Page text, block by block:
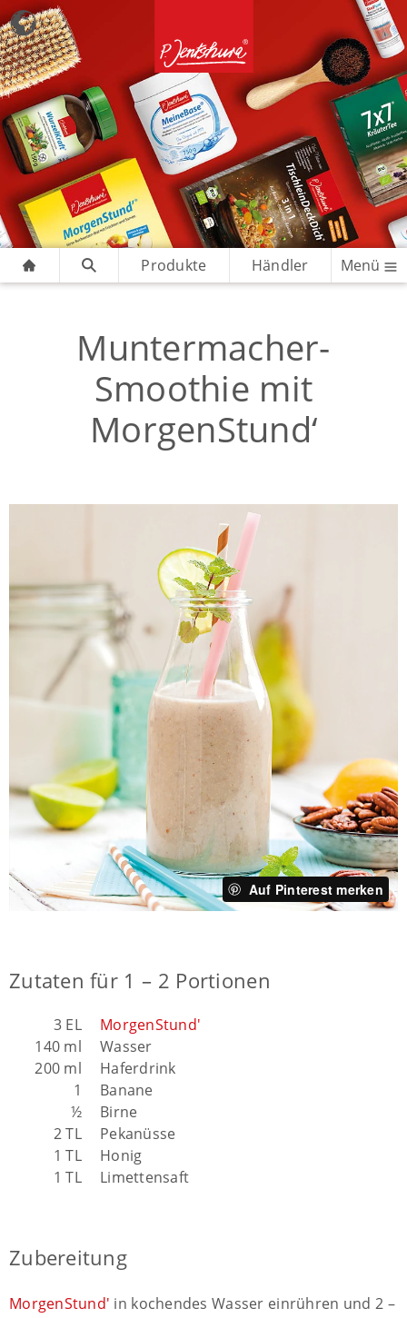
Produkte Händler Menü
Muntermacher-
Smoothie mit
MorgenStund‘
Auf Pinterest merken
Zutaten für 1 – 2 Portionen
3 EL
MorgenStund'
140 ml
Wasser
200 ml
Haferdrink
1
Banane
½
Birne
2 TL
Pekanüsse
1 TL
Honig
1 TL
Limettensaft
Zubereitung
MorgenStund' in kochendes Wasser einrühren und 2 –